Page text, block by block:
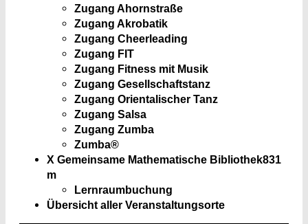
Zugang Ahornstraße
Zugang Akrobatik
Zugang Cheerleading
Zugang FIT
Zugang Fitness mit Musik
Zugang Gesellschaftstanz
Zugang Orientalischer Tanz
Zugang Salsa
Zugang Zumba
Zumba®
X Gemeinsame Mathematische Bibliothek831
m
Lernraumbuchung
Übersicht aller Veranstaltungsorte